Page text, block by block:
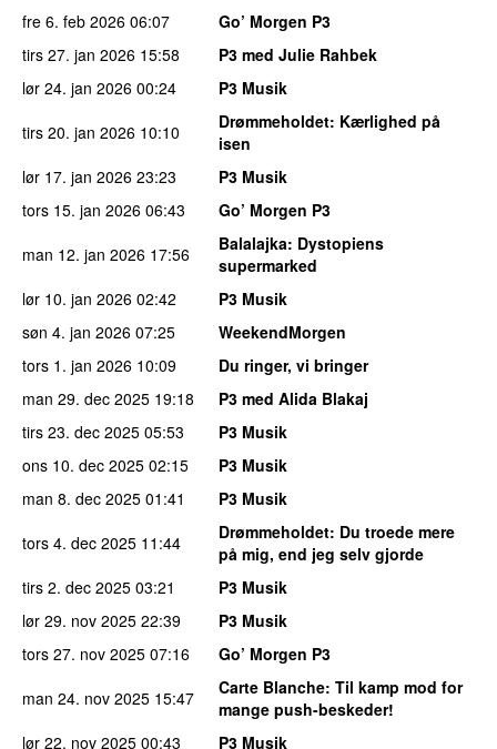
fre 6. feb 2026 06:07
Go’ Morgen P3
tirs 27. jan 2026 15:58
P3 med Julie Rahbek
lør 24. jan 2026 00:24
P3 Musik
tirs 20. jan 2026 10:10 Drømmeholdet: Kærlighed på
isen
lør 17. jan 2026 23:23
P3 Musik
tors 15. jan 2026 06:43
Go’ Morgen P3
man 12. jan 2026 17:56 Balalajka: Dystopiens
supermarked
lør 10. jan 2026 02:42
P3 Musik
søn 4. jan 2026 07:25
WeekendMorgen
tors 1. jan 2026 10:09
Du ringer, vi bringer
man 29. dec 2025 19:18
P3 med Alida Blakaj
tirs 23. dec 2025 05:53
P3 Musik
ons 10. dec 2025 02:15
P3 Musik
man 8. dec 2025 01:41
P3 Musik
tors 4. dec 2025 11:44 Drømmeholdet: Du troede mere
på mig, end jeg selv gjorde
tirs 2. dec 2025 03:21
P3 Musik
lør 29. nov 2025 22:39
P3 Musik
tors 27. nov 2025 07:16
Go’ Morgen P3
man 24. nov 2025 15:47 Carte Blanche: Til kamp mod for
mange push-beskeder!
lør 22. nov 2025 00:43 P3 Musik